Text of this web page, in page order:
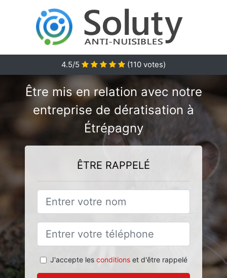
4.5/5 (110 votes)
Être mis en relation avec notre
entreprise de dératisation à
Étrépagny
ÊTRE RAPPELÉ
J'accepte les conditionset d'être rappelé